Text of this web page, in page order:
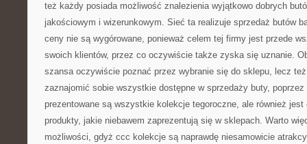
też każdy posiada możliwość znalezienia wyjątkowo dobrych
jakościowym i wizerunkowym. Sieć ta realizuje sprzedaż butów
ceny nie są wygórowane, ponieważ celem tej firmy jest przede
swoich klientów, przez co oczywiście także zyska się uznanie.
szansa oczywiście poznać przez wybranie się do sklepu, lecz
zaznajomić sobie wszystkie dostępne w sprzedaży buty,
prezentowane są wszystkie kolekcje tegoroczne, ale również
produkty, jakie niebawem zaprezentują się w sklepach. Warto
możliwości, gdyż ccc kolekcje są naprawdę niesamowicie